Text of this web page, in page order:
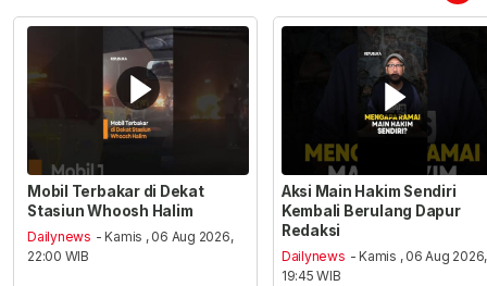
Mobil Terbakar di Dekat
Stasiun Whoosh Halim
Dailynews - Kamis , 06 Aug 2026,
22:00 WIB
Aksi Main Hakim Sendiri
Kembali Berulang Dapur
Redaksi
Dailynews - Kamis , 06 Aug 2026,
19:45 WIB